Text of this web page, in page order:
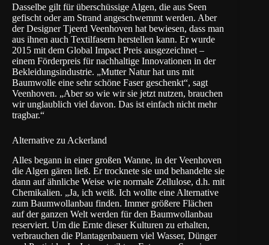
Dasselbe gilt für überschüssige Algen, die aus Seen
gefischt oder am Strand angeschwemmt werden. Aber
der DesignerTjeerd Veenhoven hat bewiesen, dass man
aus ihnen auch Textilfasern herstellen kann. Er wurde
2015 mit dem Global Impact Preis ausgezeichnet –
einem Förderpreis für nachhaltige Innovationen in der
Bekleidungsindustrie. „Mutter Natur hat uns mit
Baumwolle eine sehr schöne Faser geschenkt“, sagt
Veenhoven. „Aber so wie wir sie jetzt nutzen, brauchen
wir unglaublich viel davon. Das ist einfach nicht mehr
tragbar.“
Alternative zu Ackerland
Alles begann in einer großen Wanne, in der Veenhoven
die Algen gären ließ. Er trocknete sie und behandelte sie
dann auf ähnliche Weise wie normale Zellulose, d.h. mit
Chemikalien. „Ja, ich weiß. Ich wollte eine Alternative
zum Baumwollanbau finden. Immer größere Flächen
auf der ganzen Welt werden für den Baumwollanbau
reserviert. Um die Ernte dieser Kulturen zu erhalten,
verbrauchen die Plantagenbauern viel Wasser, Dünger